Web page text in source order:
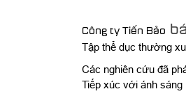
Công ty Tiến Bảo
Tập thể dục thường
Các nghiên cứu đã
Tiếp xúc với ánh sáng